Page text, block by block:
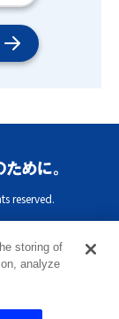
reserved.
storing of
analyze